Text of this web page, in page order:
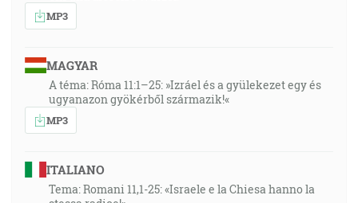
MP3
MAGYAR
A téma: Róma 11:1–25: »Izráel és a gyülekezet egy és
ugyanazon gyökérből származik!«
MP3
ITALIANO
Tema: Romani 11,1-25: «Israele e la Chiesa hanno la